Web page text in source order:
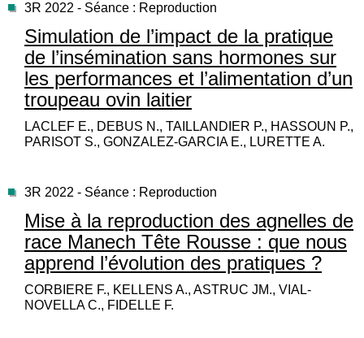
3R 2022 - Séance : Reproduction
Simulation de l’impact de la pratique
de l’insémination sans hormones sur
les performances et l’alimentation d’un
troupeau ovin laitier
LACLEF E., DEBUS N., TAILLANDIER P., HASSOUN P.,
PARISOT S., GONZALEZ-GARCIA E., LURETTE A.
3R 2022 - Séance : Reproduction
Mise à la reproduction des agnelles de
race Manech Tête Rousse : que nous
apprend l’évolution des pratiques ?
CORBIERE F., KELLENS A., ASTRUC JM., VIAL-
NOVELLA C., FIDELLE F.